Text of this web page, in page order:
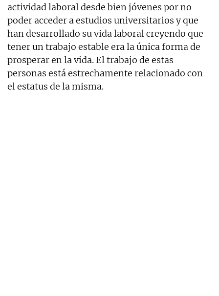
actividad laboral desde bien jóvenes por no
poder acceder a estudios universitarios y que
han desarrollado su vida laboral creyendo que
tener un trabajo estable era la única forma de
prosperar en la vida. El trabajo de estas
personas está estrechamente relacionado con
el estatus de la misma.